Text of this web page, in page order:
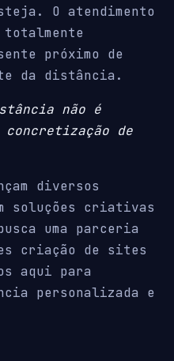
O atendimento
totalmente
próximo de
da distância.
não é
concretização de
diversos
soluções criativas
uma parceria
criação de sites
aqui para
personalizada e